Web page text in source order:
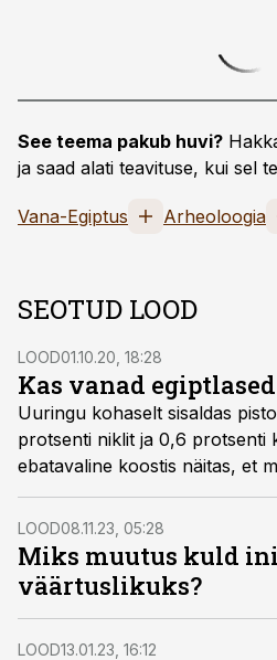
See teema pakub huvi?
ja saad alati teavituse, kui sel
Vana-Egiptus Arheoloogia
SEOTUD LOOD
LOOD01.10.20, 18:28
Kas vanad
Uuringu kohaselt sisaldas
protsenti niklit ja 0,6 protsenti
ebatavaline koostis näitas, et
pärineda Maalt.
LOOD08.11.23, 05:28
Miks muutus kuld
väärtuslikuks?
LOOD13.01.23, 16:12